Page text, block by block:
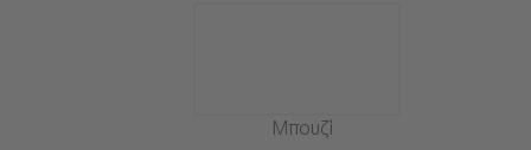
Μπουζί